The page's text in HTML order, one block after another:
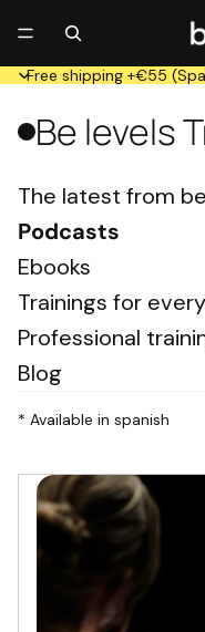
Free shipping +€55
Be levels
The latest from
Podcasts
Ebooks
Trainings for
Professional
Blog
* Available in spanish